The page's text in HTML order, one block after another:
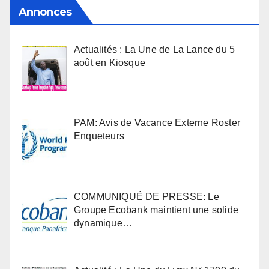
Annonces
Actualités : La Une de La Lance du 5
août en Kiosque
PAM: Avis de Vacance Externe Roster
Enqueteurs
COMMUNIQUÉ DE PRESSE: Le
Groupe Ecobank maintient une solide
dynamique…